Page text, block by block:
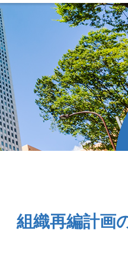
組織再編計画